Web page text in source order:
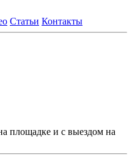
Статьи Контакты
площадке и с выездом на